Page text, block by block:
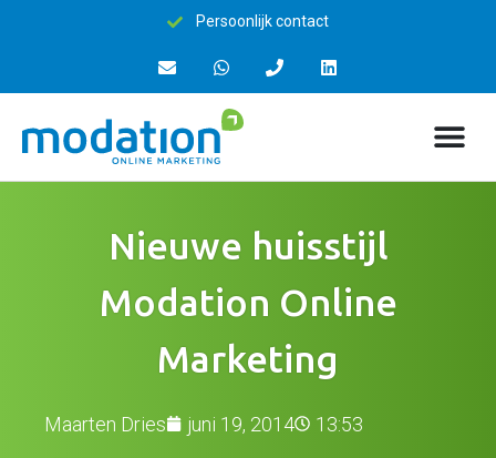
Nieuwe huisstijl
Modation Online
Marketing
Maarten Dries juni 19, 2014 13:53